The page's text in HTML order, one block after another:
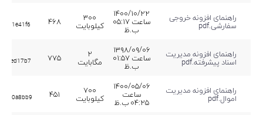
راهنمای افزونه خروجی
سفارشی.pdf
۱۴۰۰/۱۰/۲۲
ساعت ۰۵:۱۷
ب.ظ
۳۰۰
کیلوبایت ۴۶۸
راهنمای افزونه مدیریت
اسناد پیشرفته.pdf
۱۳۹۸/۰۹/۰۶
ساعت ۰۱:۵۷
ب.ظ
۲
مگابایت ۷۷۵
راهنمای افزونه مدیریت
اموال.pdf
۱۴۰۰/۰۵/۰۶
ساعت
۰۴:۲۵ ب.ظ
۷۰۰
کیلوبایت ۴۵۱